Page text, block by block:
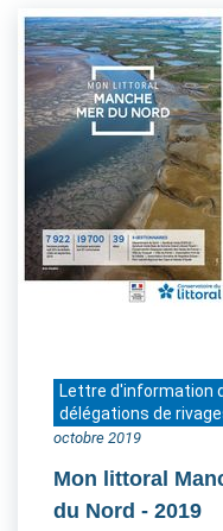
Lettre d'information
délégations de
octobre 2019
Mon littoral
du Nord - 2019